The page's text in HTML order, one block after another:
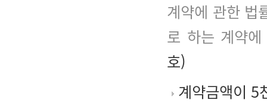
계약에 관한 법
로 하는 계약
호)
계약금액이 5